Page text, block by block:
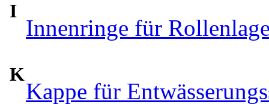
I
Innenringe für
K
Kappe für